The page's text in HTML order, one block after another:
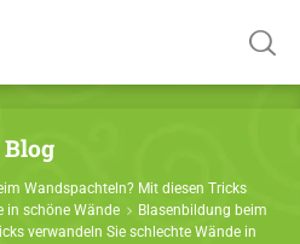
Blog
Wandspachteln? Mit diesen Tricks
in schöne Wände
Blasenbildung beim
verwandeln Sie schlechte Wände in